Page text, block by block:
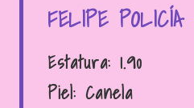
FELIPE POLICÍA
Estatura: 1.90
Piel: Canela